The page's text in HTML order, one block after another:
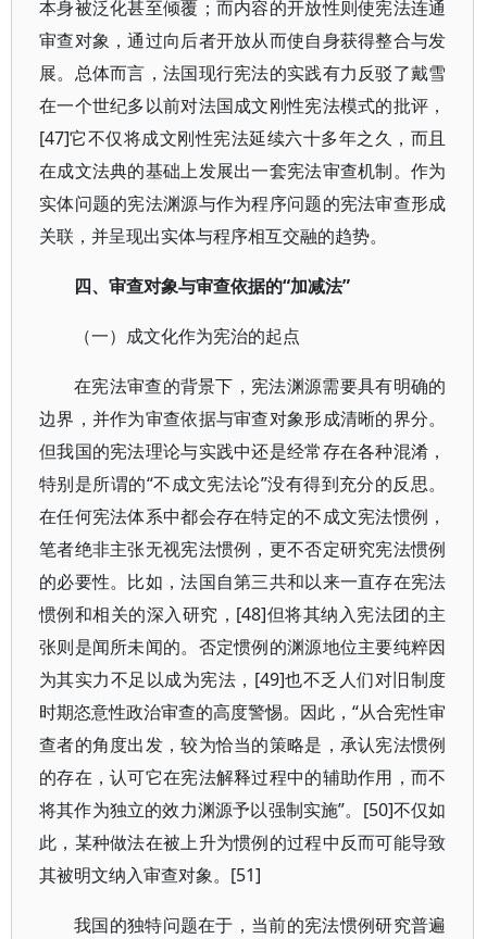
本身被泛化甚至倾覆；而内容的开放性则使宪法连通
审查对象，通过向后者开放从而使自身获得整合与发
展。总体而言，法国现行宪法的实践有力反驳了戴雪
在一个世纪多以前对法国成文刚性宪法模式的批评，
[47]它不仅将成文刚性宪法延续六十多年之久，而且
在成文法典的基础上发展出一套宪法审查机制。作为
实体问题的宪法渊源与作为程序问题的宪法审查形成
关联，并呈现出实体与程序相互交融的趋势。
四、审查对象与审查依据的“加减法”
（一）成文化作为宪治的起点
在宪法审查的背景下，宪法渊源需要具有明确的
边界，并作为审查依据与审查对象形成清晰的界分。
但我国的宪法理论与实践中还是经常存在各种混淆，
特别是所谓的“不成文宪法论”没有得到充分的反思。
在任何宪法体系中都会存在特定的不成文宪法惯例，
笔者绝非主张无视宪法惯例，更不否定研究宪法惯例
的必要性。比如，法国自第三共和以来一直存在宪法
惯例和相关的深入研究，[48]但将其纳入宪法团的主
张则是闻所未闻的。否定惯例的渊源地位主要纯粹因
为其实力不足以成为宪法，[49]也不乏人们对旧制度
时期恣意性政治审查的高度警惕。因此，“从合宪性审
查者的角度出发，较为恰当的策略是，承认宪法惯例
的存在，认可它在宪法解释过程中的辅助作用，而不
将其作为独立的效力渊源予以强制实施”。[50]不仅如
此，某种做法在被上升为惯例的过程中反而可能导致
其被明文纳入审查对象。[51]
我国的独特问题在于，当前的宪法惯例研究普遍